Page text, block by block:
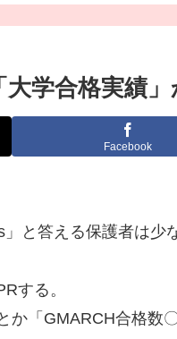
学合格実績」
Facebook
と答える保護者は少
する。
か「GMARCH合格数